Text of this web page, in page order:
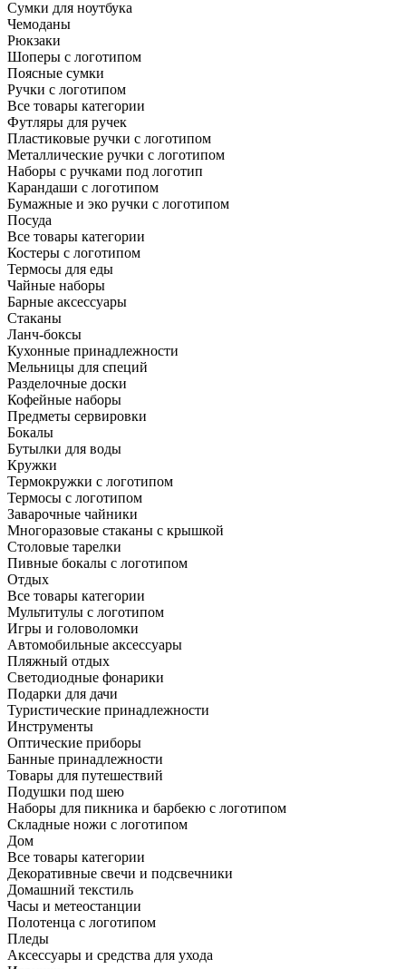
Сумки для ноутбука
Чемоданы
Рюкзаки
Шоперы с логотипом
Поясные сумки
Ручки с логотипом
Все товары категории
Футляры для ручек
Пластиковые ручки с логотипом
Металлические ручки с логотипом
Наборы с ручками под логотип
Карандаши с логотипом
Бумажные и эко ручки с логотипом
Посуда
Все товары категории
Костеры с логотипом
Термосы для еды
Чайные наборы
Барные аксессуары
Стаканы
Ланч-боксы
Кухонные принадлежности
Мельницы для специй
Разделочные доски
Кофейные наборы
Предметы сервировки
Бокалы
Бутылки для воды
Кружки
Термокружки с логотипом
Термосы с логотипом
Заварочные чайники
Многоразовые стаканы с крышкой
Столовые тарелки
Пивные бокалы с логотипом
Отдых
Все товары категории
Мультитулы с логотипом
Игры и головоломки
Автомобильные аксессуары
Пляжный отдых
Светодиодные фонарики
Подарки для дачи
Туристические принадлежности
Инструменты
Оптические приборы
Банные принадлежности
Товары для путешествий
Подушки под шею
Наборы для пикника и барбекю с логотипом
Складные ножи с логотипом
Дом
Все товары категории
Декоративные свечи и подсвечники
Домашний текстиль
Часы и метеостанции
Полотенца с логотипом
Пледы
Аксессуары и средства для ухода